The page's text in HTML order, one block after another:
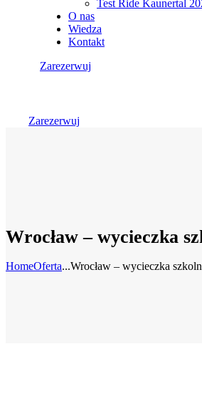
Test Ride Kaunertal
O nas
Wiedza
Kontakt
Zarezerwuj
Zarezerwuj
Wrocław – wycieczka
HomeOferta...Wrocław – wycieczka